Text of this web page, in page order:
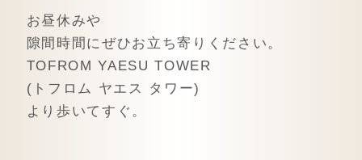
お昼休みや
隙間時間にぜひお立ち寄りください。
TOFROM YAESU TOWER
(トフロム ヤエス タワー)
より歩いてすぐ。